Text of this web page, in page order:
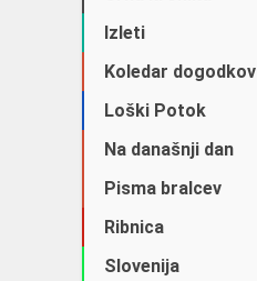
Izleti
Koledar dogodkov
Loški Potok
Na današnji dan
Pisma bralcev
Ribnica
Slovenija